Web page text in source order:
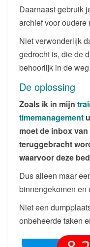
Daarnaast gebruik
archief voor oudere
Niet verwonderlijk
gedrocht is, die de
behoorlijk in de
De oplossing
Zoals ik in mijn
timemanagement
moet de inbox
teruggebracht
waarvoor deze
Dus alleen maar
binnengekomen en
Niet een
onbeheerde taken